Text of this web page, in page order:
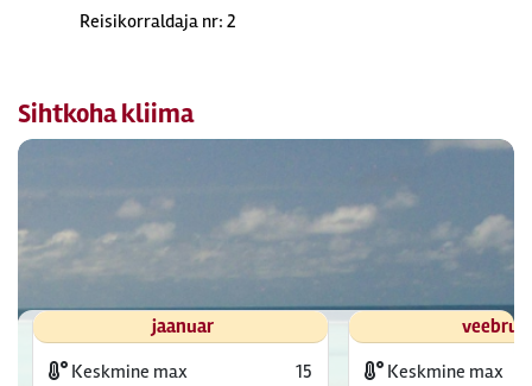
Reisikorraldaja nr: 2
Sihtkoha kliima
jaanuar
Keskmine max
15
Keskmine max